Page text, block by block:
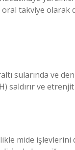
takviye olarak
sularında ve
saldırır ve
mide işlevlerini